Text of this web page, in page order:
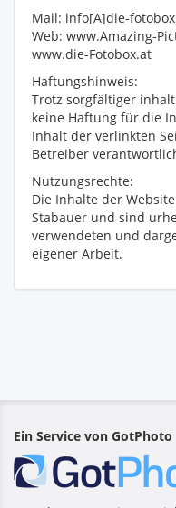
Mail: info[A]die-
Web: www.Amazing-
www.die-Fotobox.at
Haftungshinweis:
Trotz sorgfältiger
keine Haftung für die
Inhalt der verlinkten
Betreiber
Nutzungsrechte:
Die Inhalte der
Stabauer und sind
verwendeten und
eigener Arbeit.
Ein Service von GotPhoto